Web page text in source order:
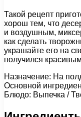
Такой рецепт
хорош тем, что
и воздушным,
как сделать
украшайте его на
получился
Назначение: На
Основной
Блюдо: Выпечка /